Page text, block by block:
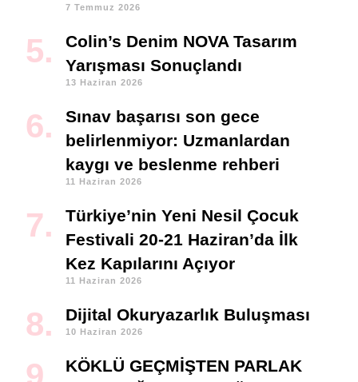
7 Temmuz 2026
Colin’s Denim NOVA Tasarım
Yarışması Sonuçlandı
13 Haziran 2026
Sınav başarısı son gece
belirlenmiyor: Uzmanlardan
kaygı ve beslenme rehberi
11 Haziran 2026
Türkiye’nin Yeni Nesil Çocuk
Festivali 20-21 Haziran’da İlk
Kez Kapılarını Açıyor
11 Haziran 2026
Dijital Okuryazarlık Buluşması
10 Haziran 2026
KÖKLÜ GEÇMİŞTEN PARLAK